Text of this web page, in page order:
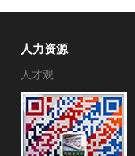
人力资源
人才观